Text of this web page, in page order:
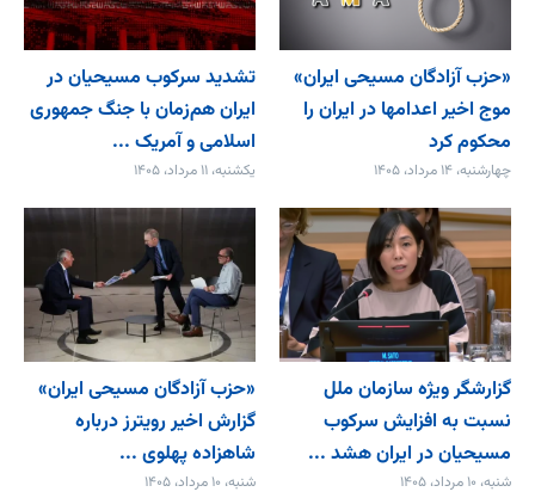
«حزب آزادگان مسیحی ایران»
موج اخیر اعدامها در ایران را
محکوم کرد
چهارشنبه، ۱۴ مرداد، ۱۴۰۵
تشدید سرکوب مسیحیان در
ایران هم‌زمان با جنگ جمهوری
اسلامی و آمریک ...
یکشنبه، ۱۱ مرداد، ۱۴۰۵
گزارشگر ویژه سازمان ملل
نسبت به افزایش سرکوب
مسیحیان در ایران هشد ...
شنبه، ۱۰ مرداد، ۱۴۰۵
«حزب آزادگان مسیحی ایران»
گزارش اخیر رویترز درباره
شاهزاده پهلوی ...
شنبه، ۱۰ مرداد، ۱۴۰۵